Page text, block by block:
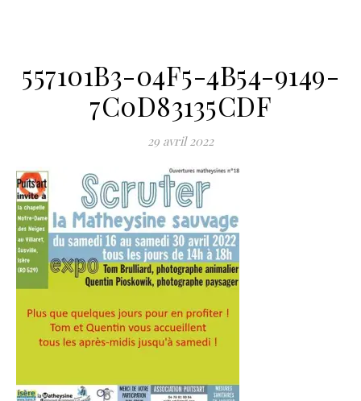
557101B3-04F5-4B54-9149-
7C0D83135CDF
29 avril 2022